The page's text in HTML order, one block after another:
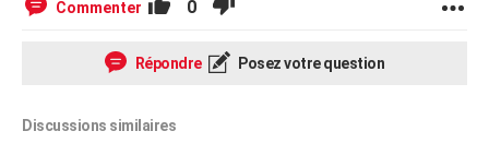
Commenter 0
Répondre Posez votre question
Discussions similaires